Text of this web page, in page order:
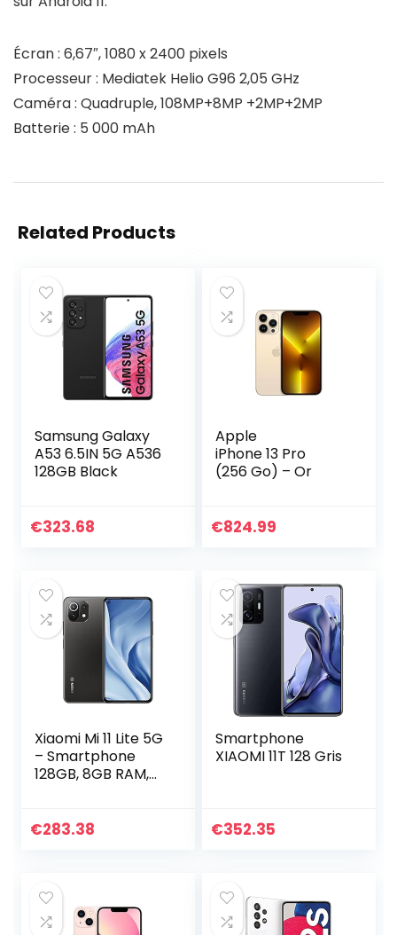
Écran : 6,67″, 1080 x 2400 pixels
Processeur : Mediatek Helio G96 2,05 GHz
Caméra : Quadruple, 108MP+8MP +2MP+2MP
Batterie : 5 000 mAh
Related Products
Samsung Galaxy
A53 6.5IN 5G A536
128GB Black
€323.68
Apple
iPhone 13 Pro
(256 Go) – Or
€824.99
Xiaomi Mi 11 Lite 5G
– Smartphone
128GB, 8GB RAM,
€283.38
Smartphone
XIAOMI 11T 128 Gris
€352.35